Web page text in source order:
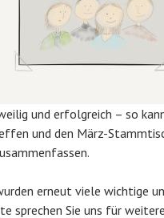
und erfolgreich – so
und den März-
erneut viele wichtige
sprechen Sie uns für